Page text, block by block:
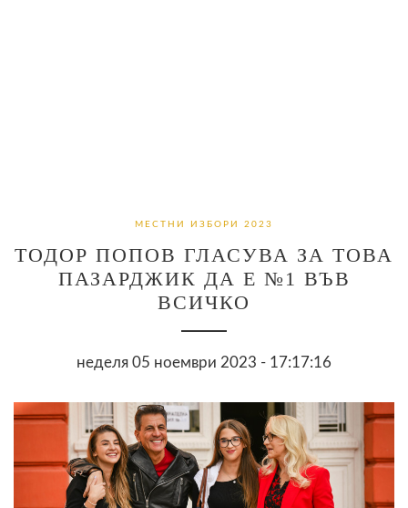
МЕСТНИ ИЗБОРИ 2023
ТОДОР ПОПОВ ГЛАСУВА ЗА ТОВА
ПАЗАРДЖИК ДА Е №1 ВЪВ
ВСИЧКО
неделя 05 ноември 2023 - 17:17:16